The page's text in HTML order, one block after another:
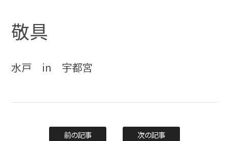
敬具
水戸 in 宇都宮
前の記事 次の記事